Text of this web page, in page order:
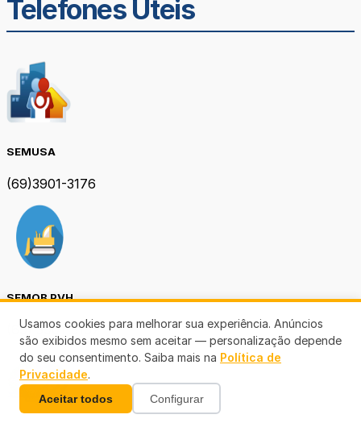
Telefones Úteis
SEMUSA
(69)3901-3176
SEMOB PVH
(69) 3901-3167
Usamos cookies para melhorar sua experiência. Anúncios
são exibidos mesmo sem aceitar — personalização depende
do seu consentimento. Saiba mais na Política de
Privacidade.
Aceitar todos Configurar